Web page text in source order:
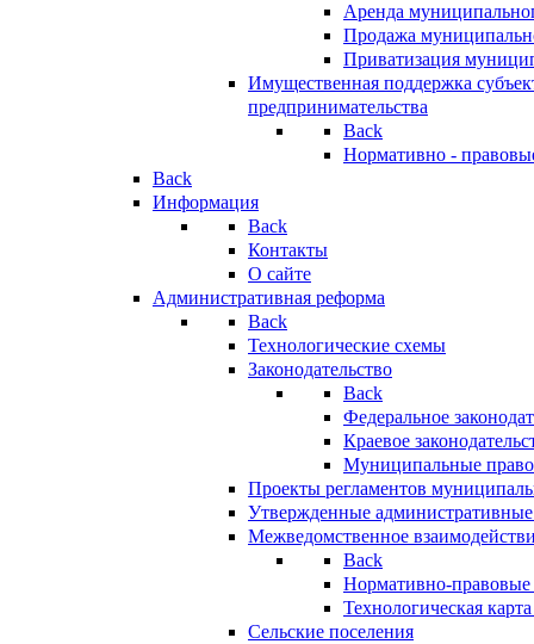
Аренда
Продажа
Приватизация
Имущественная поддержка
предпринимательства
Back
Нормативно -
Back
Информация
Back
Контакты
О сайте
Административная реформа
Back
Технологические схемы
Законодательство
Back
Федеральное
Краевое
Муниципальные
Проекты регламентов
Утвержденные
Межведомственное
Back
Нормативно-правовые
Технологическая
Сельские поселения